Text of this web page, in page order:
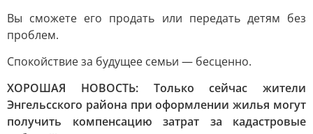
Вы сможете его продать или передать детям без
проблем.
Спокойствие за будущее семьи — бесценно.
ХОРОШАЯ НОВОСТЬ: Только сейчас жители
Энгельсского района при оформлении жилья могут
получить компенсацию затрат за кадастровые